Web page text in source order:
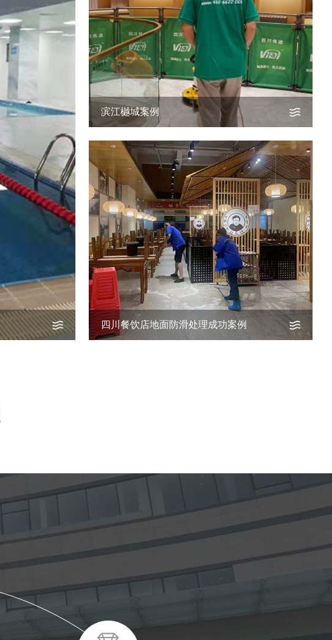
滨江樾城案例
四川餐饮店地面防滑处理成功案例